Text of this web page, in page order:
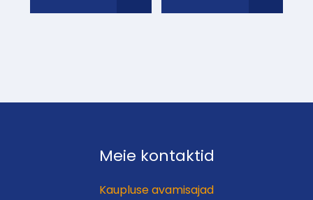
Meie kontaktid
Kaupluse avamisajad